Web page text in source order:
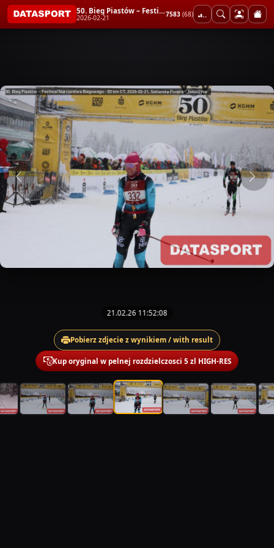
50. Bieg Piastów – Festiwal Narciarstwa Biegowego - 50 km CT
2026-02-21 7583 (68)
21.02.26 11:52:08
Pobierz zdjecie z wynikiem / with result
Kup oryginal w pelnej rozdzielczosci 5 zl HIGH-RES